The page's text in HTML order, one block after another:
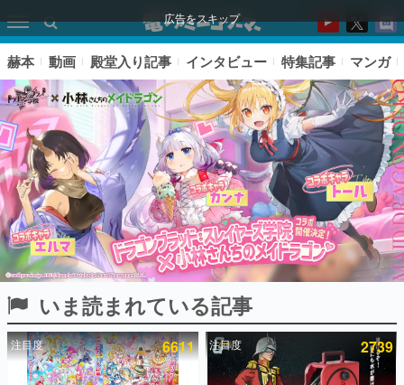
広告をスキップ
ピックアップ
電ファミのいま読まれている記事ランキング
赫本 動画 殿堂入り記事 インタビュー 特集記事 マンガ
いま読まれている記事
注目度 6611 注目度 2739